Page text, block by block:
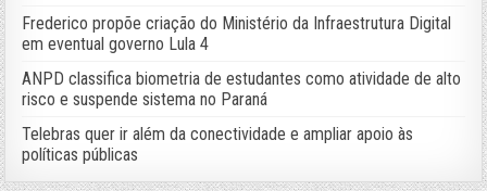
Frederico propõe criação do Ministério da Infraestrutura Digital
em eventual governo Lula 4
ANPD classifica biometria de estudantes como atividade de alto
risco e suspende sistema no Paraná
Telebras quer ir além da conectividade e ampliar apoio às
políticas públicas